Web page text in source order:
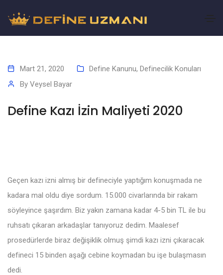
Mart 21, 2020 Define Kanunu, Definecilik Konuları
By Veysel Bayar
Define Kazı İzin Maliyeti 2020
Geçen kazı izni almış bir defineciyle yaptığım konuşmada ne
kadara mal oldu diye sordum. 15.000 civarlarında bir rakam
söyleyince şaşırdım. Biz yakın zamana kadar 4-5 bin TL ile bu
ruhsatı çıkaran arkadaşlar tanıyoruz dedim. Maalesef
prosedürlerde biraz değişiklik olmuş şimdi kazı izni çıkaracak
defineci 15 binden aşağı cebine koymadan bu işe bulaşmasın
dedi.